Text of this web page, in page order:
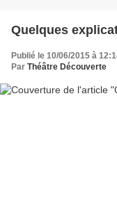
Quelques
Publié le 10/06/2015 à
Par Théâtre Découverte